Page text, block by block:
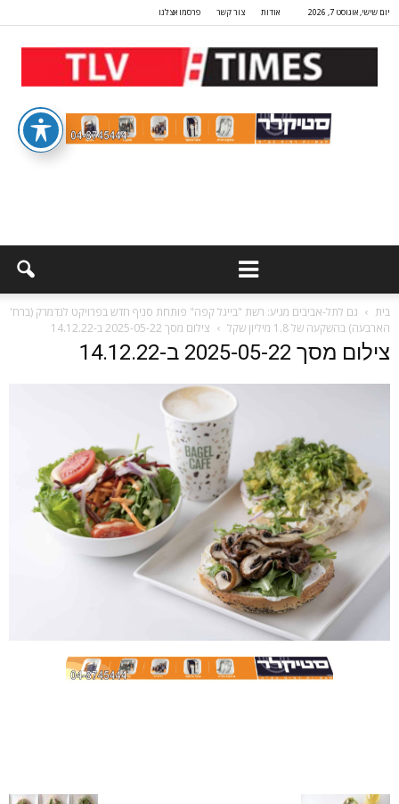
יום שישי, אוגוסט 7, 2026 אודות צור קשר פרסמו אצלנו
בית
גם לתל-אביבים מגיע: רשת "בייגל קפה" פותחת סניף חדש בפרויקט לנדמרק (ברח'
הארבעה) בהשקעה של 1.8 מיליון שקל
צילום מסך 2025-05-22 ב-14.12.22
צילום מסך 2025-05-22 ב-14.12.22